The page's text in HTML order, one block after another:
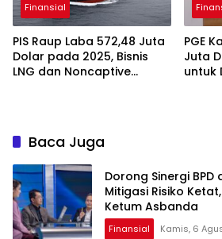
Finansial
PIS Raup Laba 572,48 Juta
Dolar pada 2025, Bisnis
LNG dan Noncaptive
PGE
Juta
untuk
Baca Juga
Dorong Sinergi BPD
Mitigasi Risiko
Ketum Asbanda
Finansial Kamis, 6